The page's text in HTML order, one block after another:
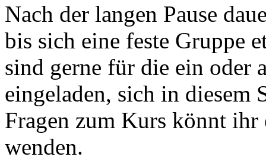
Nach der langen Pause
bis sich eine feste Gruppe
sind gerne für die ein oder
eingeladen, sich in diesem
Fragen zum Kurs könnt ihr
wenden.